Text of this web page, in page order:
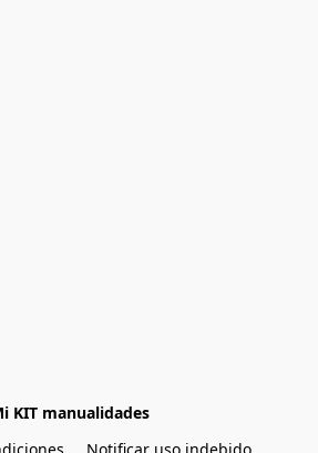
KIT manualidades